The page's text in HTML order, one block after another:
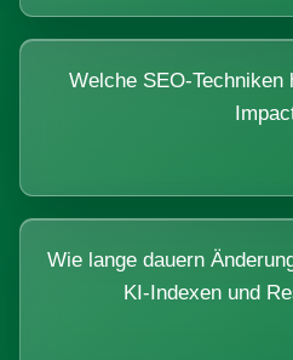
Welche SEO-
Wie lange dauern
KI-Indexen und